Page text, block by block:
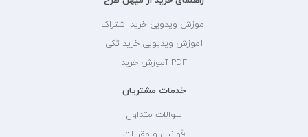
آموزش ویدویی خرید اشتراک
آموزش ویدیویی خرید تکی
PDF آموزش خرید
خدمات مشتریان
سوالات متداول
قوانین و مقررات